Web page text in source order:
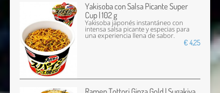
Yakisoba con Salsa Picante Super
Cup | 102 g
Yakisoba japonés instantáneo con
intensa salsa picante y especias para
una experiencia llena de sabor.
€ 4,25